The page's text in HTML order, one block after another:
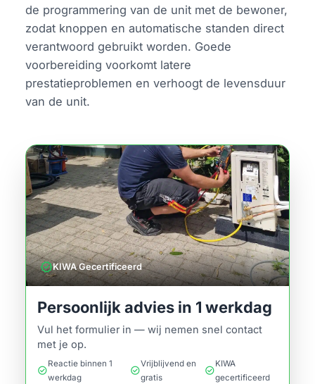
de programmering van de unit met de bewoner,
zodat knoppen en automatische standen direct
verantwoord gebruikt worden. Goede
voorbereiding voorkomt latere
prestatieproblemen en verhoogt de levensduur
van de unit.
verifiedKIWA Gecertificeerd
Persoonlijk advies in 1 werkdag
Vul het formulier in — wij nemen snel contact
met je op.
check_circle
Reactie binnen 1
werkdag
check_circle
Vrijblijvend en
gratis
check_circle
KIWA
gecertificeerd